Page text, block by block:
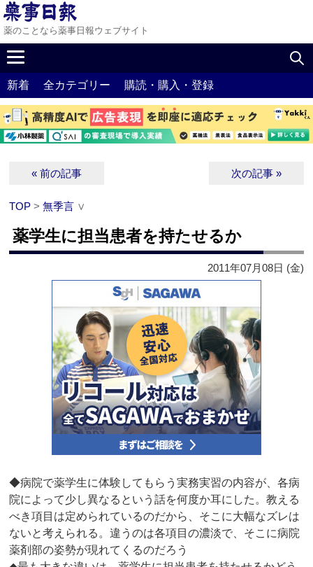
薬のことなら薬事日報ウェブサイト
新着 全カテゴリー 購読・購入・登録
« 前の記事 次の記事 »
TOP >無季言 ∨
薬学生に担当患者を持たせるか
2011年07月08日 (金)
◆病院で薬学生に体験してもらう実務実習の内容が、各病
院によって少し異なるという話を何度か耳にした。教える
べき項目は定められているのだから、そこに大幅なズレは
ないと考えられる。違うのは各項目の濃淡で、そこに病院
薬剤部の姿勢が現れてくるのだろう